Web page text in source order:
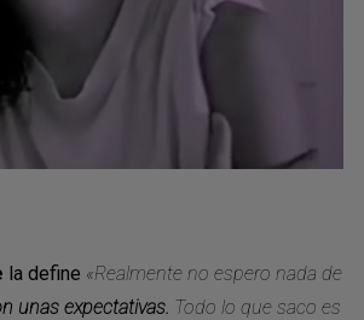
la define «Realmente no espero nada de
unas expectativas. Todo lo que saco es